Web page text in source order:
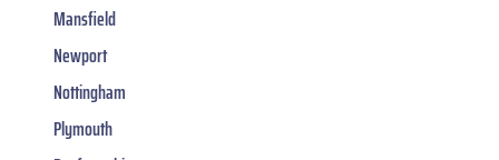
Mansfield
Newport
Nottingham
Plymouth